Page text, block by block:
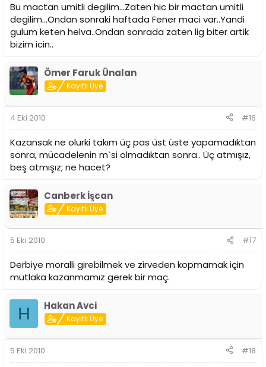
Bu mactan umitli degilim...Zaten hic bir mactan umitli
degilim...Ondan sonraki haftada Fener maci var..Yandi
gulum keten helva..Ondan sonrada zaten lig biter artik
bizim icin..
Ömer Faruk Ünalan
Kayıtlı Üye
4 Eki 2010 #16
Kazansak ne olurki takım üç pas üst üste yapamadıktan
sonra, mücadelenin m`si olmadıktan sonra.. Üç atmışız,
beş atmışız; ne hacet?
Canberk İşcan
Kayıtlı Üye
5 Eki 2010 #17
Derbiye moralli girebilmek ve zirveden kopmamak için
mutlaka kazanmamız gerek bir maç.
H Hakan Avci
Kayıtlı Üye
5 Eki 2010 #18